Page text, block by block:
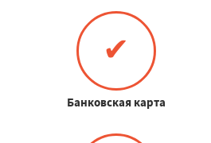
✔
Банковская карта